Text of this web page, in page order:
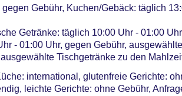
5, klimatisierte Tagungsräume,
Nebengebäude: 1, Etagen
Gebühr, Kuchen/Gebäck: täglich
Getränke: täglich 10:00 Uhr - 01:00
- 01:00 Uhr, gegen Gebühr,
Tischgetränke zu den
international, glutenfreie Gerichte:
leichte Gerichte: ohne Gebühr,